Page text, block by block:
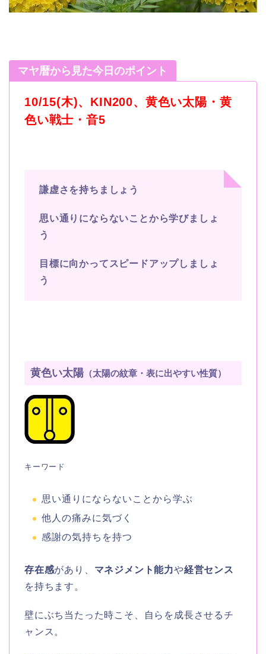
マヤ暦から見た今日のポイント
10/15(木)、KIN200、黄色い太陽・黄
色い戦士・音5
謙虚さを持ちましょう
思い通りにならないことから学びましょ
う
目標に向かってスピードアップしましょ
う
黄色い太陽 （太陽の紋章・表に出やすい性質）
キーワード
思い通りにならないことから学ぶ
他人の痛みに気づく
感謝の気持ちを持つ
存在感があり、 マネジメント能力や経営センス
を持ちます。
壁にぶち当たった時こそ、自らを成長させるチ
ャンス。